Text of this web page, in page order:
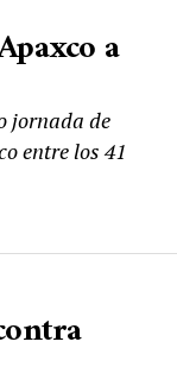
a
jornada de
entre los 41